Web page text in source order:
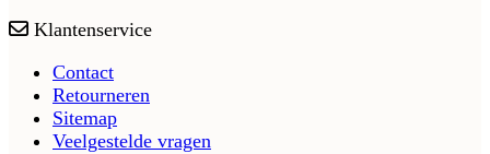
Klantenservice
Contact
Retourneren
Sitemap
Veelgestelde vragen